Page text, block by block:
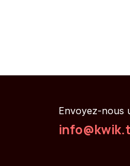
Envoyez-nous